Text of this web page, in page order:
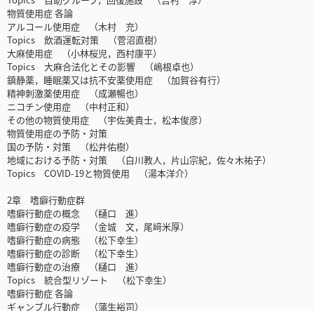
物質使用症 各論
アルコール使用症 （木村 充）
Topics 飲酒運転対策 （菅沼直樹）
大麻使用症 （小林桜児，西村康平）
Topics 大麻合法化とその影響 （嶋根卓也）
鎮静薬，睡眠薬又は抗不安薬使用症 （加賀谷有行）
精神刺激薬使用症 （成瀬暢也）
ニコチン使用症 （中村正和）
その他の物質使用症 （宇佐美貴士，松本俊彦）
物質使用症の予防・対策
国の予防・対策 （松井佑樹）
地域における予防・対策 （白川教人，片山宗紀，佐々木祐子）
Topics COVID-19と物質使用 （湯本洋介）
2章 嗜癖行動症群
嗜癖行動症の概念 （樋口 進）
嗜癖行動症の疫学 （金城 文，尾﨑米厚）
嗜癖行動症の病態 （松下幸生）
嗜癖行動症の診断 （松下幸生）
嗜癖行動症の治療 （樋口 進）
Topics 統合型リゾート （松下幸生）
嗜癖行動症 各論
ギャンブル行動症 （蒲生裕司）